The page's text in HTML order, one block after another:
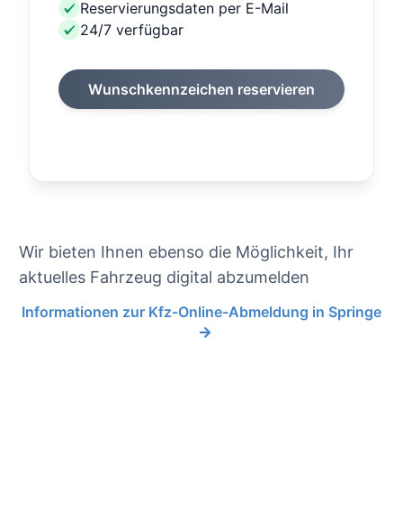
Reservierungsdaten per E-Mail
24/7 verfügbar
Wunschkennzeichen reservieren
Wir bieten Ihnen ebenso die Möglichkeit, Ihr
aktuelles Fahrzeug digital abzumelden
Informationen zur Kfz-Online-Abmeldung in Springe